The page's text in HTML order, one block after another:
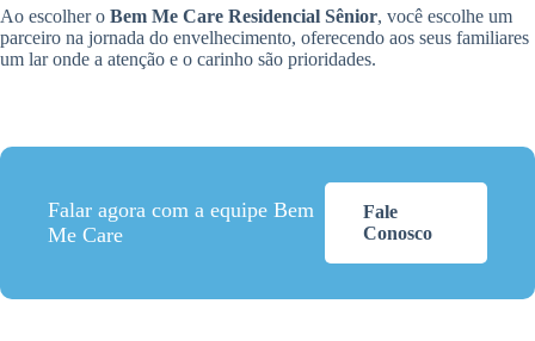
Ao escolher o Bem Me Care Residencial Sênior, você escolhe um
parceiro na jornada do envelhecimento, oferecendo aos seus familiares
um lar onde a atenção e o carinho são prioridades.
Falar agora com a equipe Bem
Me Care
Fale
Conosco